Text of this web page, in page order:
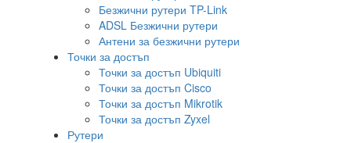
Безжични рутери TP-Link
ADSL Безжични рутери
Антени за безжични рутери
Точки за достъп
Точки за достъп Ubiquiti
Точки за достъп Cisco
Точки за достъп Mikrotik
Точки за достъп Zyxel
Рутери